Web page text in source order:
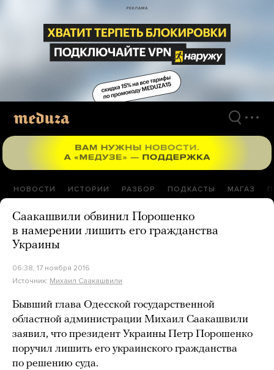
материалам
НОВОСТИ ИСТОРИИ РАЗБОР ПОДКАСТЫ МАГАЗ
Саакашвили обвинил Порошенко
в намерении лишить его гражданства
Украины
06:38, 17 ноября 2016
Источник: Михаил Саакашвили
Бывший глава Одесской государственной
областной администрации Михаил Саакашвили
заявил, что президент Украины Петр Порошенко
поручил лишить его украинского гражданства
по решению суда.